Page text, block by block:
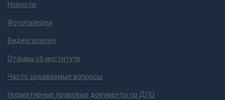
Новости
Фотогалерея
Видеогалерея
Отзывы об институте
Часто задаваемые вопросы
Нормативные правовые документы по ДПО